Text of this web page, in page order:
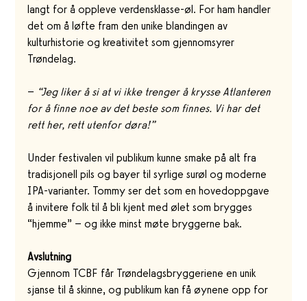
langt for å oppleve verdensklasse-øl. For ham handler
det om å løfte fram den unike blandingen av
kulturhistorie og kreativitet som gjennomsyrer
Trøndelag.
– “Jeg liker å si at vi ikke trenger å krysse Atlanteren
for å finne noe av det beste som finnes. Vi har det
rett her, rett utenfor døra!”
Under festivalen vil publikum kunne smake på alt fra
tradisjonell pils og bayer til syrlige surøl og moderne
IPA-varianter. Tommy ser det som en hovedoppgave
å invitere folk til å bli kjent med ølet som brygges
“hjemme” – og ikke minst møte bryggerne bak.
Avslutning
Gjennom TCBF får Trøndelagsbryggeriene en unik
sjanse til å skinne, og publikum kan få øynene opp for